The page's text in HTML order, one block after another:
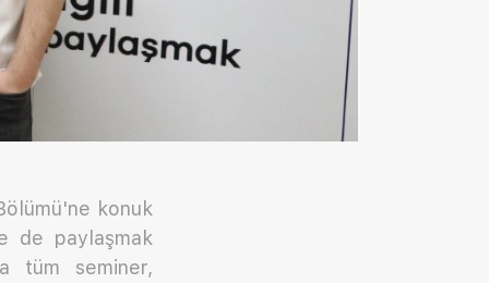
konuk
de paylaşmak
tüm seminer,